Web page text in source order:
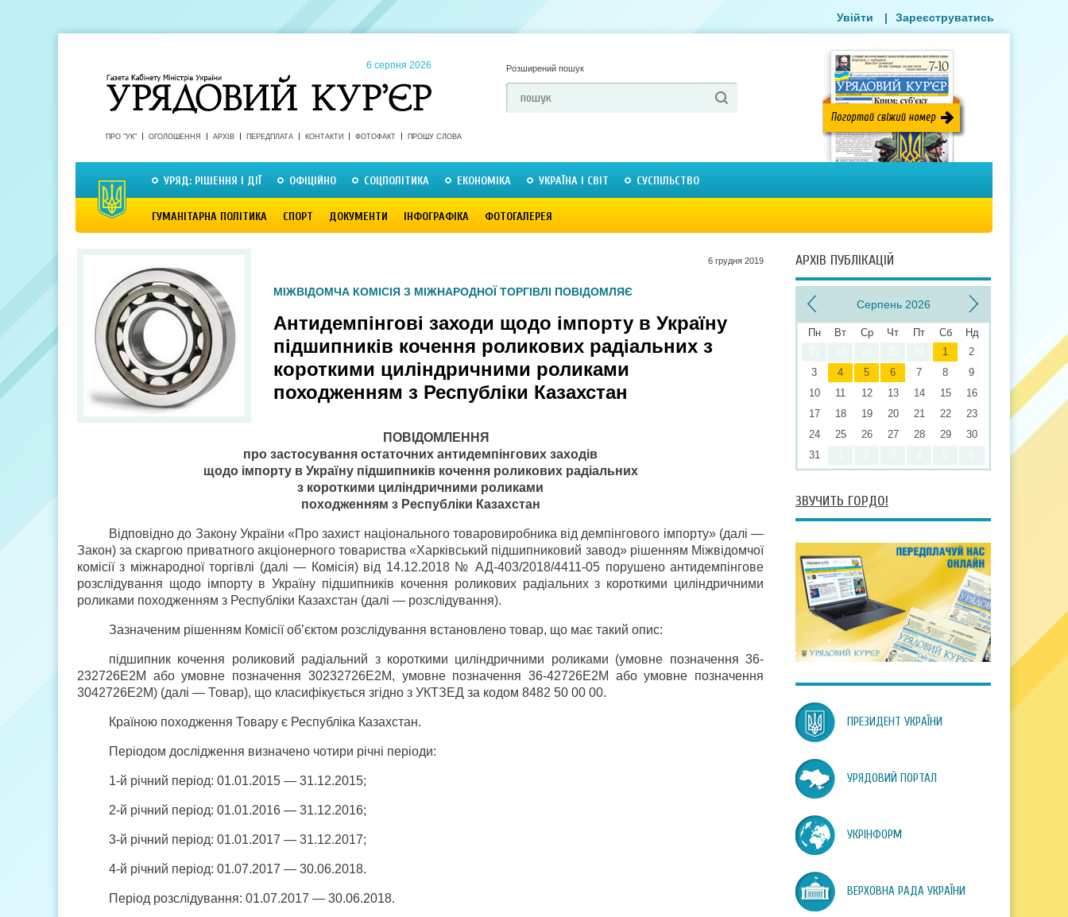
6 серпня 2026 Розширений пошук
ПРО "УК" ОГОЛОШЕННЯ АРХІВ ПЕРЕДПЛАТА КОНТАКТИ ФОТОФАКТ ПРОШУ СЛОВА
УРЯД: РІШЕННЯ І ДІЇ ОФІЦІЙНО СОЦПОЛІТИКА ЕКОНОМІКА УКРАЇНА І СВІТ СУСПІЛЬСТВО
ГУМАНІТАРНА ПОЛІТИКА СПОРТ ДОКУМЕНТИ ІНФОГРАФІКА ФОТОГАЛЕРЕЯ
Увійти | Зареєструватись
6 грудня 2019
МІЖВІДОМЧА КОМІСІЯ З МІЖНАРОДНОЇ ТОРГІВЛІ ПОВІДОМЛЯЄ
Антидемпінгові заходи щодо імпорту в Україну
підшипників кочення роликових радіальних з
короткими циліндричними роликами
походженням з Республіки Казахстан
ПОВІДОМЛЕННЯ
про застосування остаточних антидемпінгових заходів
щодо імпорту в Україну підшипників кочення роликових радіальних
з короткими циліндричними роликами
походженням з Республіки Казахстан
Відповідно до Закону України «Про захист національного товаровиробника від демпінгового імпорту» (далі —
Закон) за скаргою приватного акціонерного товариства «Харківський підшипниковий завод» рішенням Міжвідомчої
комісії з міжнародної торгівлі (далі — Комісія) від 14.12.2018 № АД-403/2018/4411-05 порушено антидемпінгове
розслідування щодо імпорту в Україну підшипників кочення роликових радіальних з короткими циліндричними
роликами походженням з Республіки Казахстан (далі — розслідування).
Зазначеним рішенням Комісії об’єктом розслідування встановлено товар, що має такий опис:
підшипник кочення роликовий радіальний з короткими циліндричними роликами (умовне позначення 36-
232726Е2М або умовне позначення 30232726Е2М, умовне позначення 36-42726Е2М або умовне позначення
3042726Е2М) (далі — Товар), що класифікується згідно з УКТЗЕД за кодом 8482 50 00 00.
Країною походження Товару є Республіка Казахстан.
Періодом дослідження визначено чотири річні періоди:
1-й річний період: 01.01.2015 — 31.12.2015;
2-й річний період: 01.01.2016 — 31.12.2016;
3-й річний період: 01.01.2017 — 31.12.2017;
4-й річний період: 01.07.2017 — 30.06.2018.
Період розслідування: 01.07.2017 — 30.06.2018.
АРХІВ ПУБЛІКАЦІЙ
Серпень 2026
Пн Вт Ср Чт Пт Сб
Нд
1
2
3
4 5 6 7 8
9
10
11 12 13 14 15
16
17
18 19 20 21 22
23
24
25 26 27 28 29
30
31
ЗВУЧИТЬ ГОРДО!
ПРЕЗИДЕНТ УКРАЇНИ
УРЯДОВИЙ ПОРТАЛ
УКРІНФОРМ
ВЕРХОВНА РАДА УКРАЇНИ